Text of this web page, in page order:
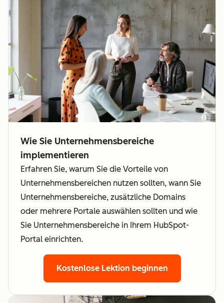
Wie Sie Unternehmensbereiche
implementieren
Erfahren Sie, warum Sie die Vorteile von
Unternehmensbereichen nutzen sollten, wann Sie
Unternehmensbereiche, zusätzliche Domains
oder mehrere Portale auswählen sollten und wie
Sie Unternehmensbereiche in Ihrem HubSpot-
Portal einrichten.
Kostenlose Lektion beginnen